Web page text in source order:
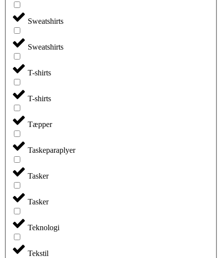
Sweatshirts
Sweatshirts
T-shirts
T-shirts
Tæpper
Taskeparaplyer
Tasker
Tasker
Teknologi
Tekstil